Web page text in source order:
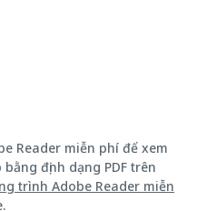
Reader miễn phí để xem
định dạng PDF trên
trình Adobe Reader miễn
.